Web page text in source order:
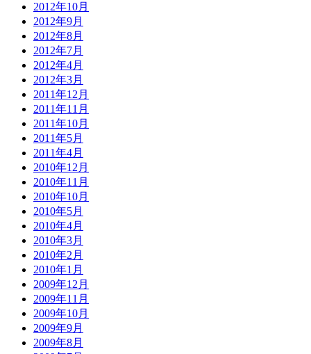
2012年10月
2012年9月
2012年8月
2012年7月
2012年4月
2012年3月
2011年12月
2011年11月
2011年10月
2011年5月
2011年4月
2010年12月
2010年11月
2010年10月
2010年5月
2010年4月
2010年3月
2010年2月
2010年1月
2009年12月
2009年11月
2009年10月
2009年9月
2009年8月